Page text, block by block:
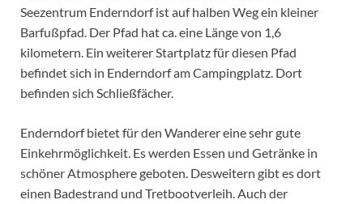
Seezentrum Enderndorf ist auf halben Weg ein kleiner
Barfußpfad. Der Pfad hat ca. eine Länge von 1,6
kilometern. Ein weiterer Startplatz für diesen Pfad
befindet sich in Enderndorf am Campingplatz. Dort
befinden sich Schließfächer.
Enderndorf bietet für den Wanderer eine sehr gute
Einkehrmöglichkeit. Es werden Essen und Getränke in
schöner Atmosphere geboten. Desweitern gibt es dort
einen Badestrand und Tretbootverleih. Auch der